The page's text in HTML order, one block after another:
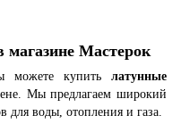
Мастерок
можете купить латунные
Мы предлагаем широкий
для воды, отопления и газа.